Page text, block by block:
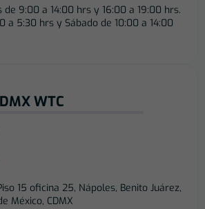
de 9:00 a 14:00 hrs y 16:00 a 19:00 hrs.
a 5:30 hrs y Sábado de 10:00 a 14:00
WTC
15 oficina 25, Nápoles, Benito Juárez,
México, CDMX